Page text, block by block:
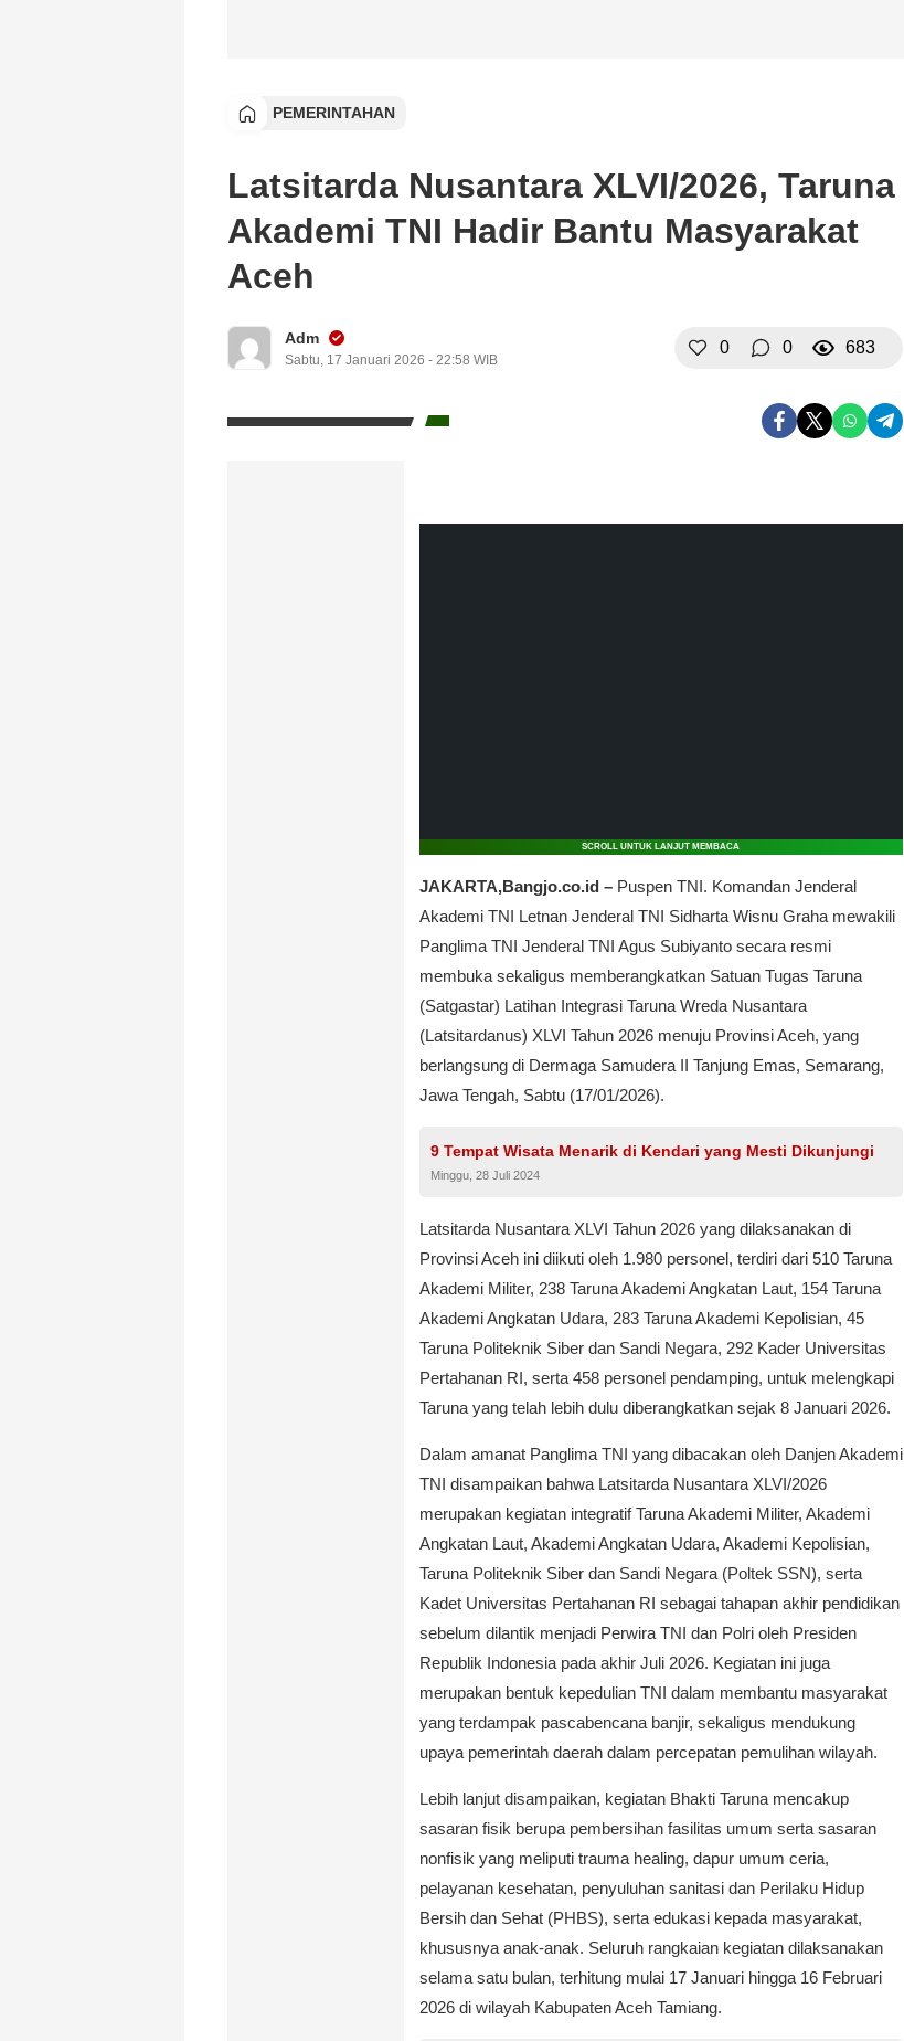
PEMERINTAHAN
Latsitarda Nusantara XLVI/2026, Taruna
Akademi TNI Hadir Bantu Masyarakat
Aceh
Adm
Sabtu, 17 Januari 2026 - 22:58 WIB
0 0 683
SCROLL UNTUK LANJUT MEMBACA
JAKARTA,Bangjo.co.id – Puspen TNI. Komandan Jenderal
Akademi TNI Letnan Jenderal TNI Sidharta Wisnu Graha mewakili
Panglima TNI Jenderal TNI Agus Subiyanto secara resmi
membuka sekaligus memberangkatkan Satuan Tugas Taruna
(Satgastar) Latihan Integrasi Taruna Wreda Nusantara
(Latsitardanus) XLVI Tahun 2026 menuju Provinsi Aceh, yang
berlangsung di Dermaga Samudera II Tanjung Emas, Semarang,
Jawa Tengah, Sabtu (17/01/2026).
9 Tempat Wisata Menarik di Kendari yang Mesti Dikunjungi
Minggu, 28 Juli 2024
Latsitarda Nusantara XLVI Tahun 2026 yang dilaksanakan di
Provinsi Aceh ini diikuti oleh 1.980 personel, terdiri dari 510 Taruna
Akademi Militer, 238 Taruna Akademi Angkatan Laut, 154 Taruna
Akademi Angkatan Udara, 283 Taruna Akademi Kepolisian, 45
Taruna Politeknik Siber dan Sandi Negara, 292 Kader Universitas
Pertahanan RI, serta 458 personel pendamping, untuk melengkapi
Taruna yang telah lebih dulu diberangkatkan sejak 8 Januari 2026.
Dalam amanat Panglima TNI yang dibacakan oleh Danjen Akademi
TNI disampaikan bahwa Latsitarda Nusantara XLVI/2026
merupakan kegiatan integratif Taruna Akademi Militer, Akademi
Angkatan Laut, Akademi Angkatan Udara, Akademi Kepolisian,
Taruna Politeknik Siber dan Sandi Negara (Poltek SSN), serta
Kadet Universitas Pertahanan RI sebagai tahapan akhir pendidikan
sebelum dilantik menjadi Perwira TNI dan Polri oleh Presiden
Republik Indonesia pada akhir Juli 2026. Kegiatan ini juga
merupakan bentuk kepedulian TNI dalam membantu masyarakat
yang terdampak pascabencana banjir, sekaligus mendukung
upaya pemerintah daerah dalam percepatan pemulihan wilayah.
Lebih lanjut disampaikan, kegiatan Bhakti Taruna mencakup
sasaran fisik berupa pembersihan fasilitas umum serta sasaran
nonfisik yang meliputi trauma healing, dapur umum ceria,
pelayanan kesehatan, penyuluhan sanitasi dan Perilaku Hidup
Bersih dan Sehat (PHBS), serta edukasi kepada masyarakat,
khususnya anak-anak. Seluruh rangkaian kegiatan dilaksanakan
selama satu bulan, terhitung mulai 17 Januari hingga 16 Februari
2026 di wilayah Kabupaten Aceh Tamiang.